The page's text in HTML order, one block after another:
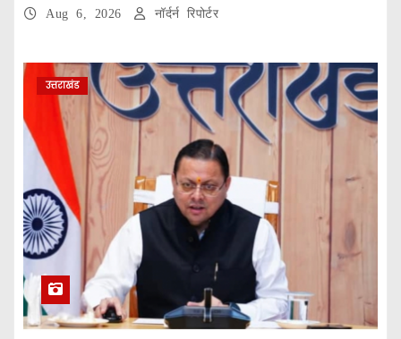
Aug 6, 2026 नॉर्दर्न रिपोर्टर
उत्तराखंड